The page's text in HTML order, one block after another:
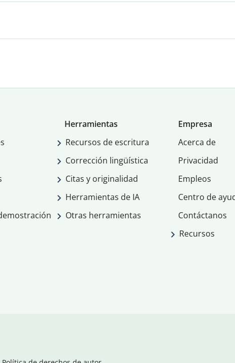
Herramientas
Recursos de escritura
Corrección lingüística
Citas y originalidad
Herramientas de IA
Otras herramientas
Empresa
Acerca de
Privacidad
Empleos
Centro de
Contáctanos
Recursos